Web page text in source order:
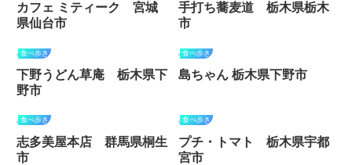
カフェ ミティーク 宮城
県仙台市
手打ち蕎麦道 栃木県栃木
市
食べ歩き
下野うどん草庵 栃木県下
野市
食べ歩き
島ちゃん 栃木県下野市
食べ歩き
志多美屋本店 群馬県桐生
市
食べ歩き
プチ・トマト 栃木県宇都
宮市